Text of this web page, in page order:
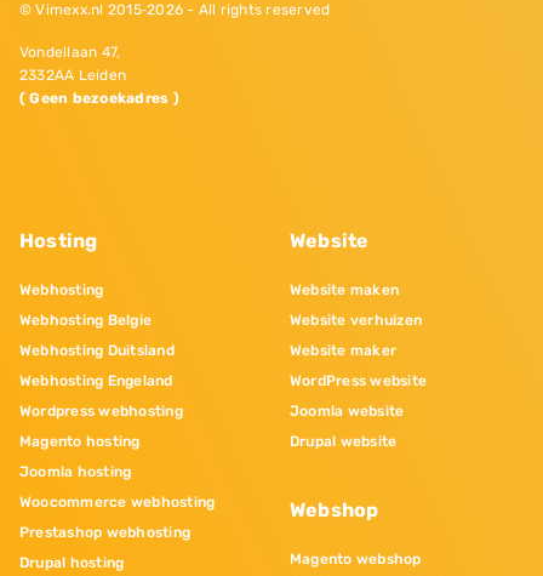
© Vimexx.nl 2015‐2026 - All rights reserved
Vondellaan 47,
2332AA Leiden
( Geen bezoekadres )
Hosting
Webhosting
Webhosting Belgie
Webhosting Duitsland
Webhosting Engeland
Wordpress webhosting
Magento hosting
Joomla hosting
Woocommerce webhosting
Prestashop webhosting
Drupal hosting
Website
Website maken
Website verhuizen
Website maker
WordPress website
Joomla website
Drupal website
Webshop
Magento webshop